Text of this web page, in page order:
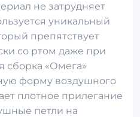
не затрудняет
уникальный
препятствует
со ртом даже при
сборка «Омега»
форму воздушного
плотное прилегание
петли на